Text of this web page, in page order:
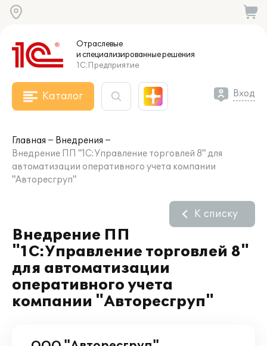
Отраслевые
и специализированныерешения
1С:Предприятие
Каталог Вход
Главная
Внедрения
Внедрение ПП "1С:Управление торговлей 8" для
автоматизации оперативного учета компании
"Авторесгруп"
Внедрение ПП
"1С:Управление торговлей 8"
для автоматизации
оперативного учета
компании "Авторесгруп"
К списку